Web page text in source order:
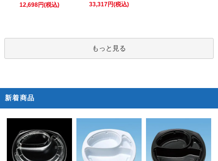
12,698円(税込)
33,317円(税込)
もっと見る
新着商品